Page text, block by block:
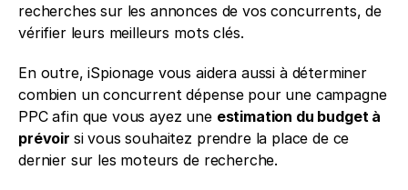
recherches sur les annonces de vos concurrents, de
vérifier leurs meilleurs mots clés.
En outre, iSpionage vous aidera aussi à déterminer
combien un concurrent dépense pour une campagne
PPC afin que vous ayez une estimation du budget à
prévoir si vous souhaitez prendre la place de ce
dernier sur les moteurs de recherche.